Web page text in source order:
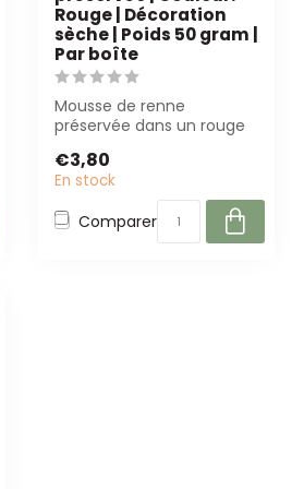
Rouge | Décoration
sèche | Poids 50 gram |
Par boîte
Mousse de renne
préservée dans un rouge
couleur et une tex...
€3,80
En stock
Comparer